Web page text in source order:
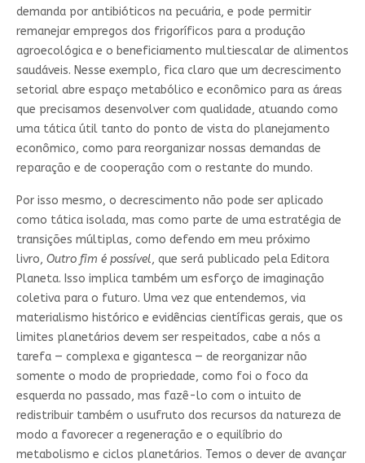
demanda por antibióticos na pecuária, e pode permitir
remanejar empregos dos frigoríficos para a produção
agroecológica e o beneficiamento multiescalar de alimentos
saudáveis. Nesse exemplo, fica claro que um decrescimento
setorial abre espaço metabólico e econômico para as áreas
que precisamos desenvolver com qualidade, atuando como
uma tática útil tanto do ponto de vista do planejamento
econômico, como para reorganizar nossas demandas de
reparação e de cooperação com o restante do mundo.
Por isso mesmo, o decrescimento não pode ser aplicado
como tática isolada, mas como parte de uma estratégia de
transições múltiplas, como defendo em meu próximo
livro, Outro fim é possível, que será publicado pela Editora
Planeta. Isso implica também um esforço de imaginação
coletiva para o futuro. Uma vez que entendemos, via
materialismo histórico e evidências científicas gerais, que os
limites planetários devem ser respeitados, cabe a nós a
tarefa — complexa e gigantesca — de reorganizar não
somente o modo de propriedade, como foi o foco da
esquerda no passado, mas fazê-lo com o intuito de
redistribuir também o usufruto dos recursos da natureza de
modo a favorecer a regeneração e o equilíbrio do
metabolismo e ciclos planetários. Temos o dever de avançar